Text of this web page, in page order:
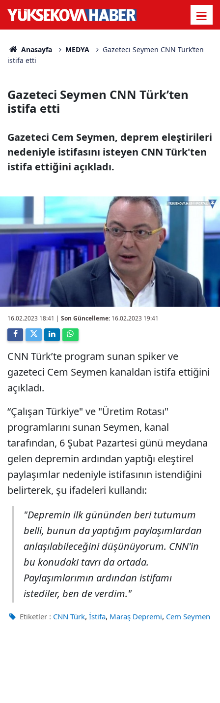
Anasayfa MEDYA
Gazeteci Seymen CNN Türk’ten
istifa etti
Gazeteci Seymen CNN Türk’ten
istifa etti
Gazeteci Cem Seymen, deprem eleştirileri
nedeniyle istifasını isteyen CNN Türk'ten
istifa ettiğini açıkladı.
16.02.2023 18:41 | Son Güncelleme: 16.02.2023 19:41
CNN Türk’te program sunan spiker ve
gazeteci Cem Seymen kanaldan istifa ettiğini
açıkladı.
“Çalışan Türkiye" ve "Üretim Rotası"
programlarını sunan Seymen, kanal
tarafından, 6 Şubat Pazartesi günü meydana
gelen depremin ardından yaptığı eleştirel
paylaşımlar nedeniyle istifasının istendiğini
belirterek, şu ifadeleri kullandı:
"Depremin ilk gününden beri tutumum
belli, bunun da yaptığım paylaşımlardan
anlaşılabileceğini düşünüyorum. CNN'in
bu konudaki tavrı da ortada.
Paylaşımlarımın ardından istifamı
istediler, ben de verdim."
Etiketler : CNN Türk, İstifa, Maraş Depremi, Cem Seymen